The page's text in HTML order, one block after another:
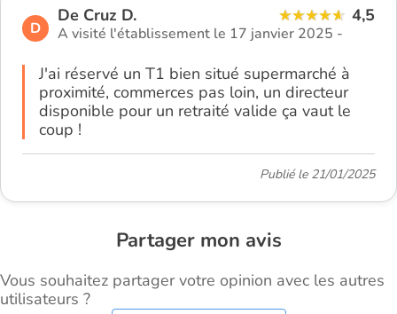
D
De Cruz D. 4,5
A visité l'établissement le 17 janvier 2025 -
J'ai réservé un T1 bien situé supermarché à
proximité, commerces pas loin, un directeur
disponible pour un retraité valide ça vaut le
coup !
Publié le 21/01/2025
Partager mon avis
Vous souhaitez partager votre opinion avec les autres
utilisateurs ?